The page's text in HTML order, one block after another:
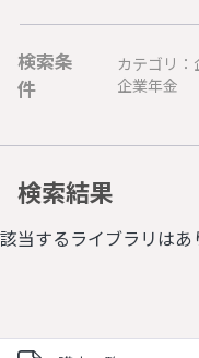
検索条
件
カテゴリ：
企業年金
検索結果
該当するライブラリはあ